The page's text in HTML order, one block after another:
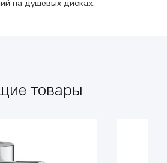
на душевых дисках.
товары